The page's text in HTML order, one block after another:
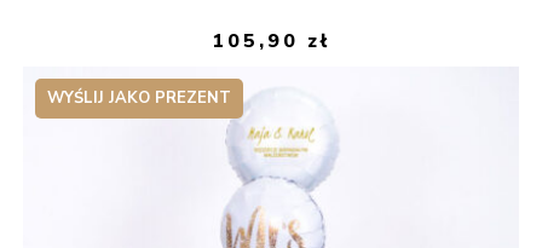
105,90 zł
WYŚLIJ JAKO PREZENT